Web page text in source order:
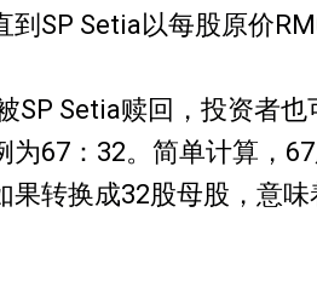
到SP Setia以每股原价
SP Setia赎回，投资者也
为67：32。简单计算，
果转换成32股母股，意